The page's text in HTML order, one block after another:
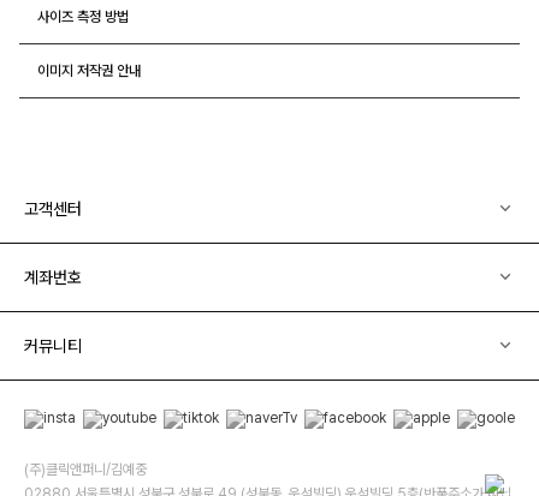
사이즈 측정 방법
이미지 저작권 안내
고객센터
계좌번호
커뮤니티
(주)클릭앤퍼니/김예중